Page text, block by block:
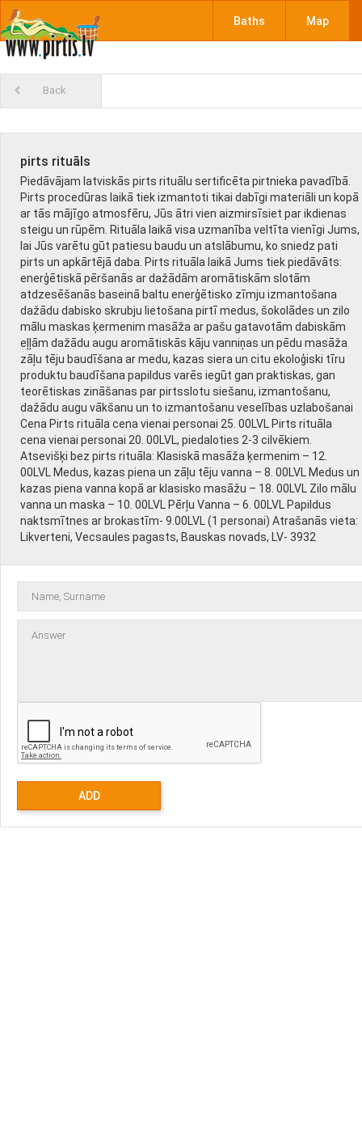
Baths Map
Back
pirts rituāls
Piedāvājam latviskās pirts rituālu sertificēta pirtnieka pavadībā.
Pirts procedūras laikā tiek izmantoti tikai dabīgi materiāli un kopā
ar tās mājīgo atmosfēru, Jūs ātri vien aizmirsīsiet par ikdienas
steigu un rūpēm. Rituāla laikā visa uzmanība veltīta vienīgi Jums,
lai Jūs varētu gūt patiesu baudu un atslābumu, ko sniedz pati
pirts un apkārtējā daba. Pirts rituāla laikā Jums tiek piedāvāts:
enerģētiskā pēršanās ar dažādām aromātiskām slotām
atdzesēšanās baseinā baltu enerģētisko zīmju izmantošana
dažādu dabisko skrubju lietošana pirtī medus, šokolādes un zilo
mālu maskas ķermenim masāža ar pašu gatavotām dabiskām
eļļām dažādu augu aromātiskās kāju vanniņas un pēdu masāža
zāļu tēju baudīšana ar medu, kazas siera un citu ekoloģiski tīru
produktu baudīšana papildus varēs iegūt gan praktiskas, gan
teorētiskas zināšanas par pirtsslotu siešanu, izmantošanu,
dažādu augu vākšanu un to izmantošanu veselības uzlabošanai
Cena Pirts rituāla cena vienai personai 25. 00LVL Pirts rituāla
cena vienai personai 20. 00LVL, piedaloties 2-3 cilvēkiem.
Atsevišķi bez pirts rituāla: Klasiskā masāža ķermenim – 12.
00LVL Medus, kazas piena un zāļu tēju vanna – 8. 00LVL Medus un
kazas piena vanna kopā ar klasisko masāžu – 18. 00LVL Zilo mālu
vanna un maska – 10. 00LVL Pērļu Vanna – 6. 00LVL Papildus
naktsmītnes ar brokastīm- 9.00LVL (1 personai) Atrašanās vieta:
Likverteni, Vecsaules pagasts, Bauskas novads, LV- 3932